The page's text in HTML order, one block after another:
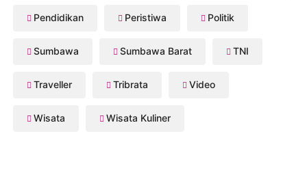
Pendidikan Peristiwa Politik
Sumbawa Sumbawa Barat TNI
Traveller Tribrata Video
Wisata Wisata Kuliner